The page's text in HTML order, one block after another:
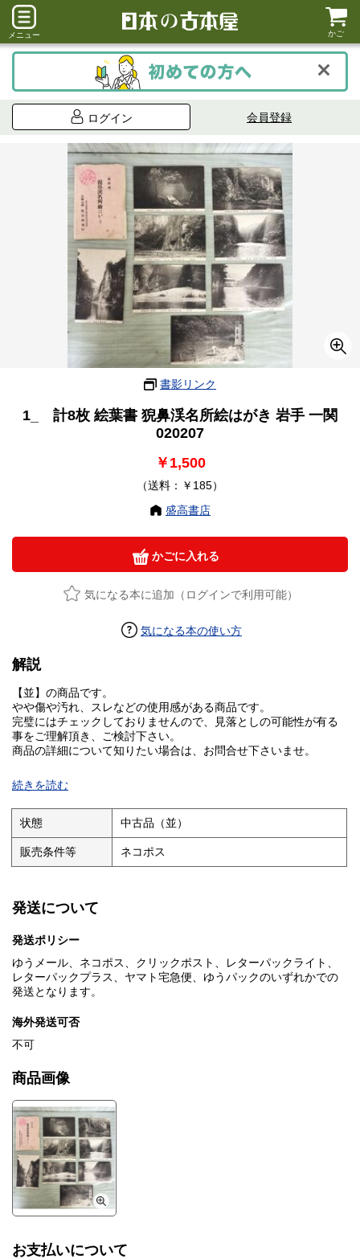
メニュー かご
ログイン 会員登録
書影リンク
1_ 計8枚 絵葉書 猊鼻渓名所絵はがき 岩手 一関
020207
￥1,500
（送料：￥185）
盛高書店
かごに入れる
気になる本に追加（ログインで利用可能）
気になる本の使い方
解説
【並】の商品です。
やや傷や汚れ、スレなどの使用感がある商品です。
完璧にはチェックしておりませんので、見落としの可能性が有る
事をご理解頂き、ご検討下さい。
商品の詳細について知りたい場合は、お問合せ下さいませ。
■I■注意事項■I■
クリーニングしておりません。ホコリや汚れは現状になります。
基本的にお振込を確認した翌日発送となりますが、土・日・祝日
お問い合わせの回答は当日に回答出来ない場合があり、翌日が
■I■キャンセル・返品について■I■
商品説明や注意事項に記載している内容に関する返品や返金には
一切お応え出来ません。
■I■落札後の取引について■I■
基本的にお振込を確認した翌日発送となりますが、土・日・祝日
落札後48時間以内にご連絡がない場合、5日以内にご入金いただけ
ない場合はご購入を取り消させて頂く場合があります。
■I■同梱発送について■I■
同梱発送は対応しておりません。
続きを読む
状態 中古品（並）
販売条件等 ネコポス
発送について
発送ポリシー
ゆうメール、ネコポス、クリックポスト、レターパックライト、
レターパックプラス、ヤマト宅急便、ゆうパックのいずれかでの
発送となります。
海外発送可否
不可
商品画像
お支払いについて